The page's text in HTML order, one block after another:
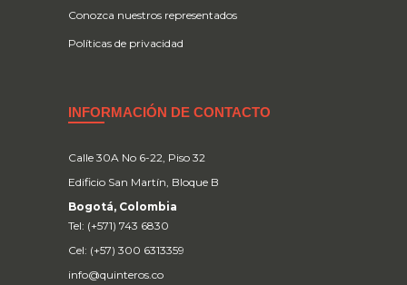
Conozca nuestros representados
Políticas de privacidad
INFORMACIÓN DE CONTACTO
Calle 30A No 6-22, Piso 32
Edificio San Martín, Bloque B
Bogotá, Colombia
Tel: (+571) 743 6830
Cel: (+57) 300 6313359
info@quinteros.co